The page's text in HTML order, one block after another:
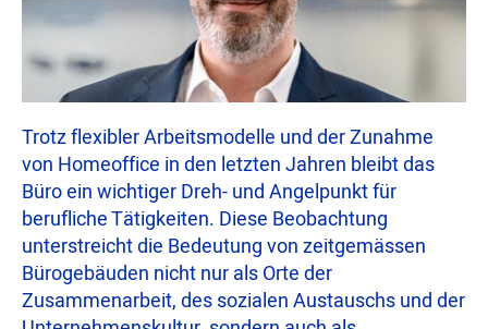
Trotz flexibler Arbeitsmodelle und der Zunahme
von Homeoffice in den letzten Jahren bleibt das
Büro ein wichtiger Dreh- und Angelpunkt für
berufliche Tätigkeiten. Diese Beobachtung
unterstreicht die Bedeutung von zeitgemässen
Bürogebäuden nicht nur als Orte der
Zusammenarbeit, des sozialen Austauschs und der